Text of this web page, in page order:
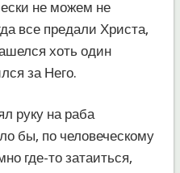
не можем не
все предали Христа,
хоть один
за Него.
руку на раба
бы, по человеческому
где-то затаиться,